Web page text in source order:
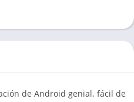
de Android genial, fácil de